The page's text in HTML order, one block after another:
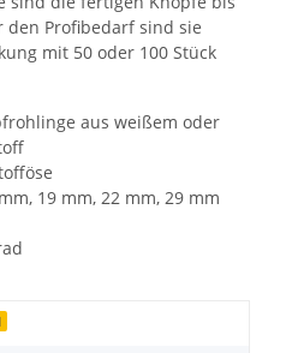
den Profibedarf sind sie
mit 50 oder 100 Stück
aus weißem oder
19 mm, 22 mm, 29 mm
I